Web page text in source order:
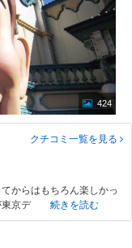
424
クチコミ一覧を見る
からはもちろん楽しかっ
京デ
続きを読む